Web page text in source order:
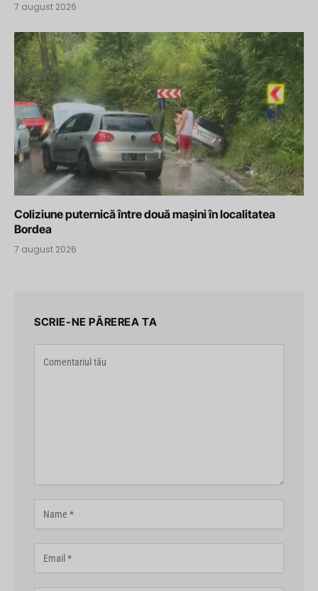
7 august 2026
Coliziune puternică între două mașini în localitatea
Bordea
7 august 2026
SCRIE-NE PĂREREA TA